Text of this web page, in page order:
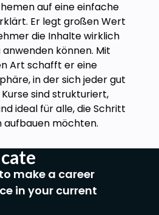
interessiert
Fähigkeiten ausbauen
wie einfach und
Python sein kann. Melden
Python" an und lege den
Datenanalyseprojekte!
auf eine einfache
Er legt großen Wert
die Inhalte wirklich
können. Mit
Art schafft er eine
in der sich jeder gut
sind strukturiert,
ideal für alle, die Schritt
aufbauen möchten.
make a career
in your current